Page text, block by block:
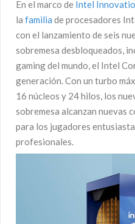
En el marco de Intel
la familia de procesadores
con el lanzamiento de seis
sobremesa desbloqueados,
gaming del mundo, el Intel
generación. Con un turbo
16 núcleos y 24 hilos, los
sobremesa alcanzan nuevas
para los jugadores
profesionales.